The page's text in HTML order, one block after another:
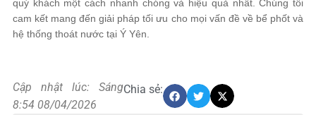
quý khách một cách nhanh chóng và hiệu quả nhất. Chúng tôi
cam kết mang đến giải pháp tối ưu cho mọi vấn đề về bể phốt và
hệ thống thoát nước tại Ý Yên.
Cập nhật lúc: Sáng
8:54 08/04/2026
Chia sẻ: